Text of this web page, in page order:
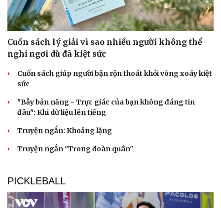
Cải chính
Cuốn sách lý giải vì sao nhiều người không thể
nghỉ ngơi dù đã kiệt sức
Cuốn sách giúp người bận rộn thoát khỏi vòng xoáy kiệt
sức
"Bẫy bản năng - Trực giác của bạn không đáng tin
đâu": Khi dữ liệu lên tiếng
Truyện ngắn: Khoảng lặng
Truyện ngắn "Trong đoàn quân"
PICKLEBALL